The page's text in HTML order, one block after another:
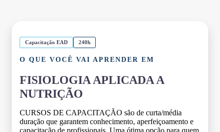
Capacitação EAD 240h
O QUE VOCÊ VAI APRENDER EM
FISIOLOGIA APLICADA A
NUTRIÇÃO
CURSOS DE CAPACITAÇÃO são de curta/média
duração que garantem conhecimento, aperfeiçoamento e
capacitação de profissionais. Uma ótima opção para quem